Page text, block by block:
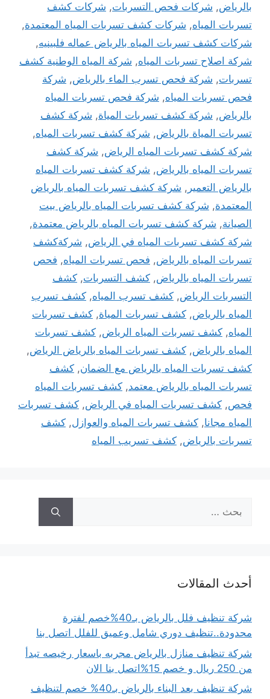
بالرياض, شركات فحص التسربات, شركات كشف
تسربات المياه, شركات كشف تسربات المياه المعتمدة,
شركات كشف تسربات المياه بالرياض عماله فلبينيه,
شركة اصلاح تسربات المياه, شركة المياه الوطنية كشف
تسربات, شركة فحص تسرب الماء بالرياض, شركة
فحص تسربات المياه, شركة فحص تسربات المياه
بالرياض, شركة كشف تسربات المياة, شركة كشف
تسربات المياة بالرياض, شركة كشف تسربات المياه,
شركة كشف تسربات المياه الرياض, شركة كشف
تسربات المياه بالرياض, شركة كشف تسربات المياه
بالرياض التعمير , شركة كشف تسربات المياه بالرياض
المعتمدة, شركة كشف تسربات المياه بالرياض بيت
الصيانة, شركة كشف تسربات المياه بالرياض معتمدة,
شركة كشف تسربات المياه في الرياض, شركةكشف
تسربات المياه بالرياض, فحص تسربات المياه, فحص
تسربات المياه بالرياض, كشف التسربات, كشف
التسربات الرياض, كشف تسرب المياه, كشف تسرب
المياه بالرياض, كشف تسربات المياة, كشف تسربات
المياه, كشف تسربات المياه الرياض, كشف تسربات
المياه بالرياض, كشف تسربات المياه بالرياض الرياض,
كشف تسربات المياه بالرياض مع الضمان, كشف
تسربات المياه بالرياض معتمد, كشف تسربات المياه
فحص, كشف تسربات المياه في الرياض, كشف تسربات
المياه مجانا, كشف تسربات المياه والعوازل, كشف
تسربات بالرياض, كشف تسريب المياه
عن:
أحدث المقالات
شركة تنظيف فلل بالرياض بـ40%خصم لفترة
محدودة..تنظيف دوري شامل وعميق للفلل اتصل بنا
شركة تنظيف منازل بالرياض مجربه باسعار رخيصه تبدأ
من 250 ريال و خصم 15%اتصل بنا الان
شركة تنظيف بعد البناء بالرياض بـ40% خصم لتنظيف